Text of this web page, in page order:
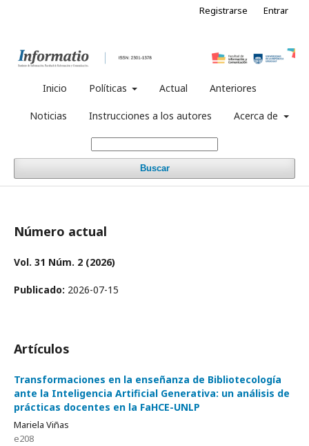
Inicio Políticas Actual Anteriores
Noticias Instrucciones a los autores Acerca de
Buscar
Registrarse Entrar
Número actual
Vol. 31 Núm. 2 (2026)
Publicado: 2026-07-15
Artículos
Transformaciones en la enseñanza de Bibliotecología
ante la Inteligencia Artificial Generativa: un análisis de
prácticas docentes en la FaHCE-UNLP
Mariela Viñas
e208